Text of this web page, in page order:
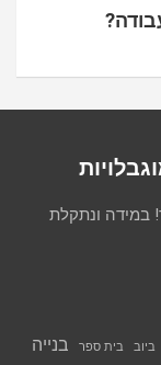
במידה ונתקלת
ביוב בית ספר בנייה